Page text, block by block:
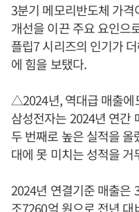
3분기 메모리반도체 가
개선을 이끈 주요 요인으
플립7 시리즈의 인기가
에 힘을 보탰다.
△2024년, 역대급 매출에
삼성전자는 2024년 연간
두 번째로 높은 실적을
대에 못 미치는 성적을 거
2024년 연결기준 매출은
조7260억 원으로 전년